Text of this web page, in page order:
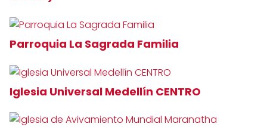
Parroquia La Sagrada Familia
Iglesia Universal Medellín CENTRO